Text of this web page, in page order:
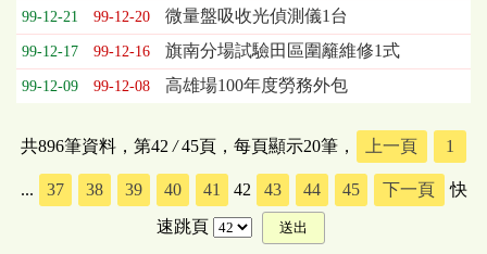
99-12-21 99-12-20 微量盤吸收光偵測儀1台
99-12-17 99-12-16 旗南分場試驗田區圍籬維修1式
99-12-09 99-12-08 高雄場100年度勞務外包
共896筆資料，第42 /45頁，每頁顯示20筆， 上一頁 1
... 37 38 39 40 41 42 43 44 45 下一頁
快
速跳頁